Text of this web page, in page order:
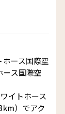
ース国際空
ス国際空
イトホース
）でアク